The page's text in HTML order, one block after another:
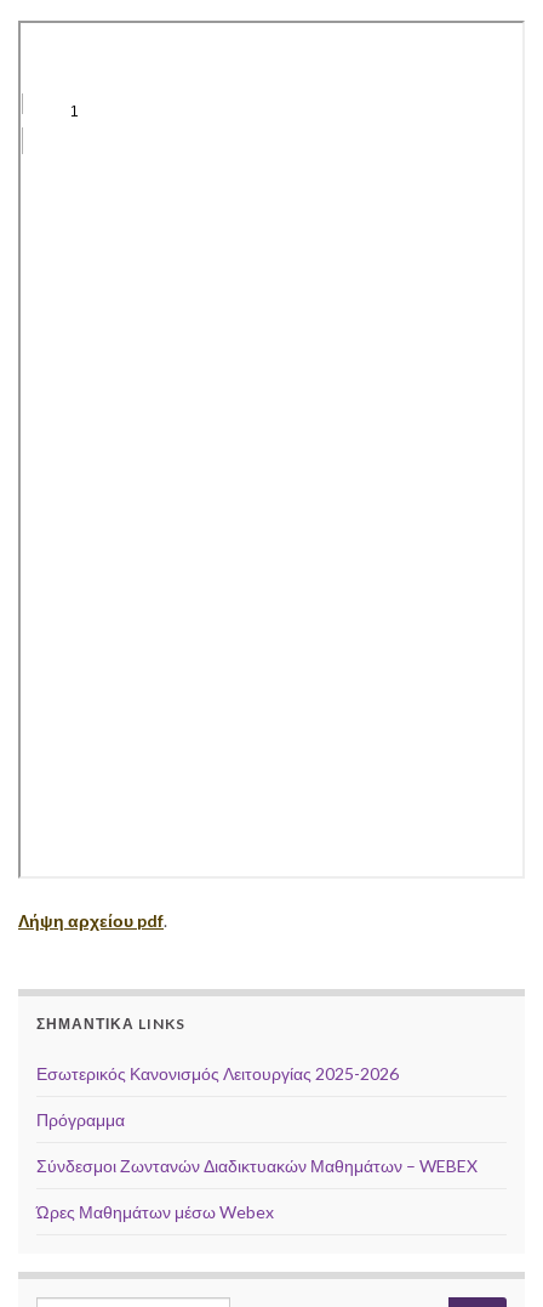
Λήψη αρχείου pdf.
ΣΗΜΑΝΤΙΚΆ LINKS
Εσωτερικός Κανονισμός Λειτουργίας 2025-2026
Πρόγραμμα
Σύνδεσμοι Ζωντανών Διαδικτυακών Μαθημάτων – WEBEX
Ώρες Μαθημάτων μέσω Webex